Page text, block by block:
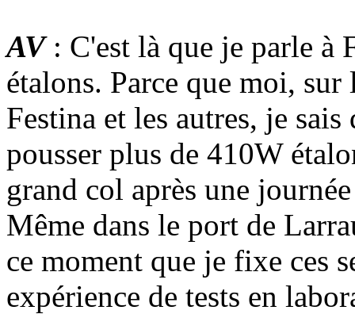
AV: C'est là que je parle à
étalons. Parce que moi,
Festina et les autres, je
pousser plus de 410W
grand col après une
Même dans le port de
ce moment que je fixe ces
expérience de tests en